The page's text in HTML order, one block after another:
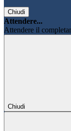
Chiudi
Attendere...
Attendere il
Chiudi